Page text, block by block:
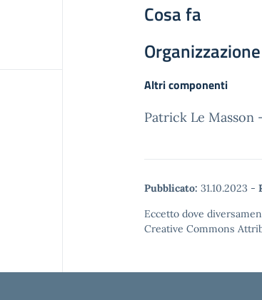
Cosa fa
Altri componenti
Patrick Le Masson
Pubblicato: 31.10.2023 -
Eccetto dove
Creative Commons